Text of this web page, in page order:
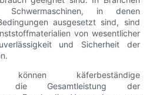
in denen
ausgesetzt sind, sind
von wesentlicher
und Sicherheit der
käferbeständige
die Gesamtleistung der